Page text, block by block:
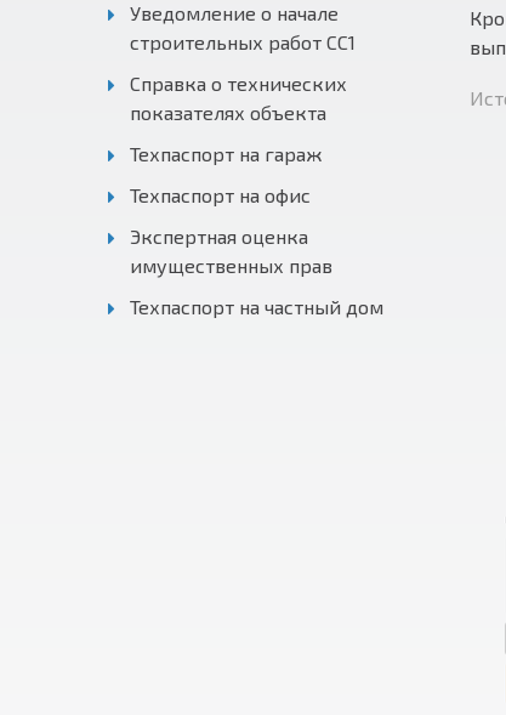
Уведомление о начале
строительных работ СС1
Справка о технических
показателях объекта
Техпаспорт на гараж
Техпаспорт на офис
Экспертная оценка
имущественных прав
Техпаспорт на частный дом